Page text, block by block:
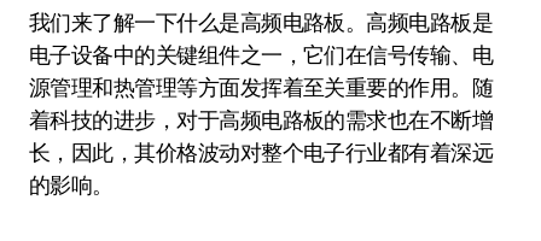
我们来了解一下什么是高频电路板。高频电路板是
电子设备中的关键组件之一，它们在信号传输、电
源管理和热管理等方面发挥着至关重要的作用。随
着科技的进步，对于高频电路板的需求也在不断增
长，因此，其价格波动对整个电子行业都有着深远
的影响。